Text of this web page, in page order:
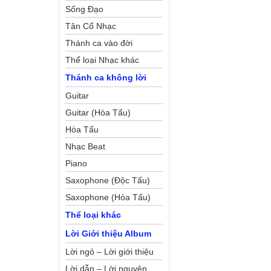
Sống Đạo
Tân Cổ Nhạc
Thánh ca vào đời
Thể loại Nhạc khác
Thánh ca không lời
Guitar
Guitar (Hòa Tấu)
Hòa Tấu
Nhạc Beat
Piano
Saxophone (Độc Tấu)
Saxophone (Hòa Tấu)
Thể loại khác
Lời Giới thiệu Album
Lời ngỏ – Lời giới thiệu
Lời dẫn – Lời nguyện